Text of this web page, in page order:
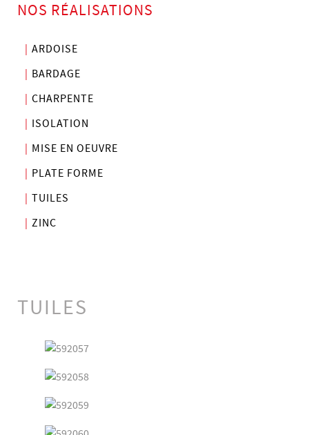
NOS RÉALISATIONS
ARDOISE
BARDAGE
CHARPENTE
ISOLATION
MISE EN OEUVRE
PLATE FORME
TUILES
ZINC
TUILES